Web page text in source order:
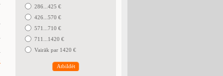
286...425 €
426...570 €
571...710 €
711...1420 €
Vairāk par 1420 €
Atbildēt